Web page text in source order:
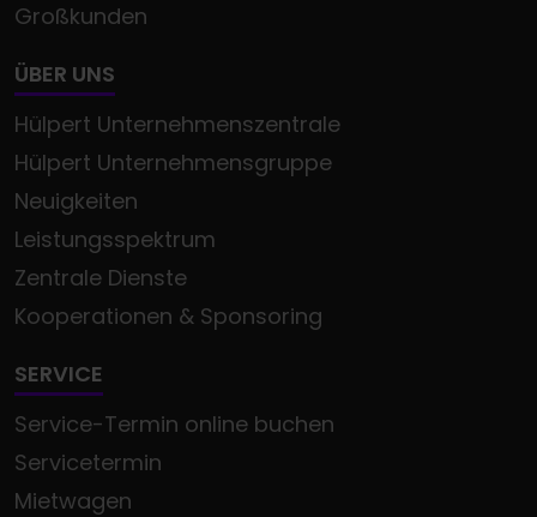
Großkunden
ÜBER UNS
Hülpert Unternehmenszentrale
Hülpert Unternehmensgruppe
Neuigkeiten
Leistungsspektrum
Zentrale Dienste
Kooperationen & Sponsoring
SERVICE
Service-Termin online buchen
Servicetermin
Mietwagen